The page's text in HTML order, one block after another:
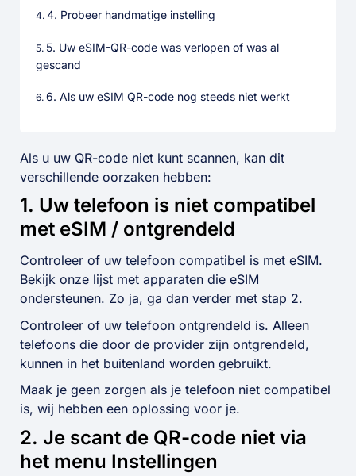
4. Probeer handmatige instelling
5. Uw eSIM-QR-code was verlopen of was al
gescand
6. Als uw eSIM QR-code nog steeds niet werkt
Als u uw QR-code niet kunt scannen, kan dit
verschillende oorzaken hebben:
1. Uw telefoon is niet compatibel
met eSIM / ontgrendeld
Controleer of uw telefoon compatibel is met eSIM.
Bekijk onze lijst met apparaten die eSIM
ondersteunen. Zo ja, ga dan verder met stap 2.
Controleer of uw telefoon ontgrendeld is. Alleen
telefoons die door de provider zijn ontgrendeld,
kunnen in het buitenland worden gebruikt.
Maak je geen zorgen als je telefoon niet compatibel
is, wij hebben een oplossing voor je.
2. Je scant de QR-code niet via
het menu Instellingen